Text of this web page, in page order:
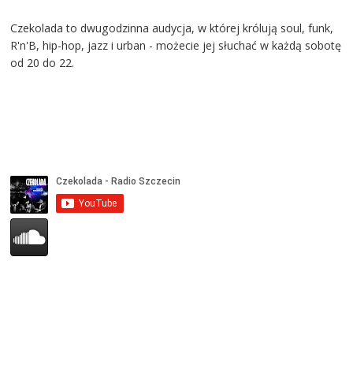
Czekolada to dwugodzinna audycja, w której królują soul, funk,
R'n'B, hip-hop, jazz i urban - możecie jej słuchać w każdą sobotę
od 20 do 22.